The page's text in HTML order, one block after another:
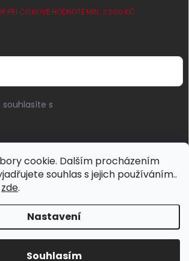
cookie. Dalším procházením
souhlas s jejich používáním..
zde.
Nastavení
Souhlasím
PŘI CELKOVÉ HODNOTĚ MIN. 2 500 KČ
s
Jeans Store. Všechna práva vyhrazena.